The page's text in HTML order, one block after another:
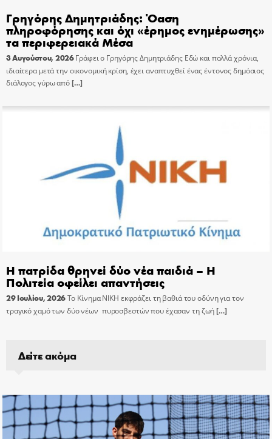
Γρηγόρης Δημητριάδης: Όαση
πληροφόρησης και όχι «έρημος ενημέρωσης»
τα περιφερειακά Μέσα
3 Αυγούστου, 2026 Γράφει ο Γρηγόρης Δημητριάδης Εδώ και πολλά χρόνια,
ιδιαίτερα μετά την οικονομική κρίση, έχει αναπτυχθεί ένας έντονος δημόσιος
διάλογος γύρω από[…]
Η πατρίδα θρηνεί δύο νέα παιδιά – Η
Πολιτεία οφείλει απαντήσεις
29 Ιουλίου, 2026Το Κίνημα ΝΙΚΗ εκφράζει τη βαθιά του οδύνη για τον
τραγικό χαμό των δύο νέων πυροσβεστών που έχασαν τη ζωή[…]
Δείτε ακόμα